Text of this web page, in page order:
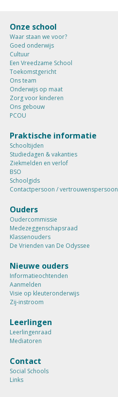
Onze school
Waar staan we voor?
Goed onderwijs
Cultuur
Een Vreedzame School
Toekomstgericht
Ons team
Onderwijs op maat
Zorg voor kinderen
Ons gebouw
PCOU
Praktische informatie
Schooltijden
Studiedagen & vakanties
Ziekmelden en verlof
BSO
Schoolgids
Contactpersoon / vertrouwenspersoon
Ouders
Oudercommissie
Medezeggenschapsraad
Klassenouders
De Vrienden van De Odyssee
Nieuwe ouders
Informatieochtenden
Aanmelden
Visie op kleuteronderwijs
Zij-instroom
Leerlingen
Leerlingenraad
Mediatoren
Contact
Social Schools
Links